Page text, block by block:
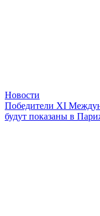
Новости
Победители XI
будут показаны в